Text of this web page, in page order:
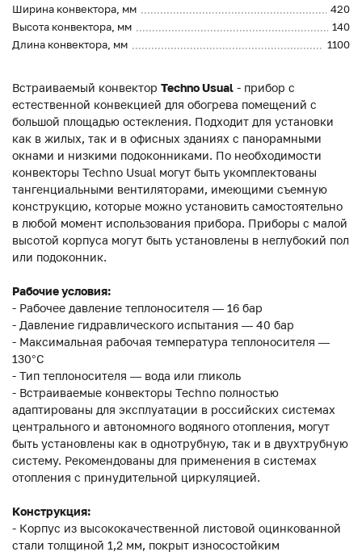
Ширина конвектора, мм
420
Высота конвектора, мм
140
Длина конвектора, мм
1100
Встраиваемый конвектор Techno Usual - прибор с
естественной конвекцией для обогрева помещений с
большой площадью остекления. Подходит для установки
как в жилых, так и в офисных зданиях с панорамными
окнами и низкими подоконниками. По необходимости
конвекторы Techno Usual могут быть укомплектованы
тангенциальными вентиляторами, имеющими съемную
конструкцию, которые можно установить самостоятельно
в любой момент использования прибора. Приборы с малой
высотой корпуса могут быть установлены в неглубокий пол
или подоконник.
Рабочие условия:
- Рабочее давление теплоносителя — 16 бар
- Давление гидравлического испытания — 40 бар
- Максимальная рабочая температура теплоносителя —
130°С
- Тип теплоносителя — вода или гликоль
- Встраиваемые конвекторы Techno полностью
адаптированы для эксплуатации в российских системах
центрального и автономного водяного отопления, могут
быть установлены как в однотрубную, так и в двухтрубную
систему. Рекомендованы для применения в системах
отопления с принудительной циркуляцией.
Конструкция:
- Корпус из высококачественной листовой оцинкованной
стали толщиной 1,2 мм, покрыт износостойким